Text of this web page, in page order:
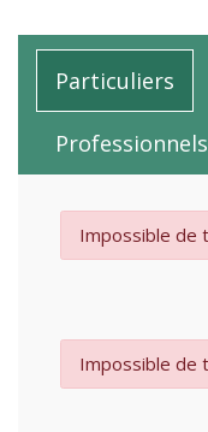
Particuliers
Professionnels
Impossible de
Impossible de